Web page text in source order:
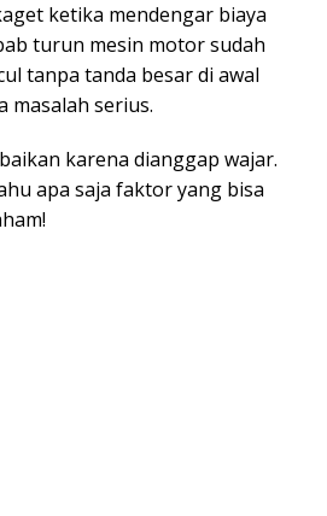
ketika mendengar biaya
turun mesin motor sudah
tanpa tanda besar di awal
masalah serius.
karena dianggap wajar.
apa saja faktor yang bisa